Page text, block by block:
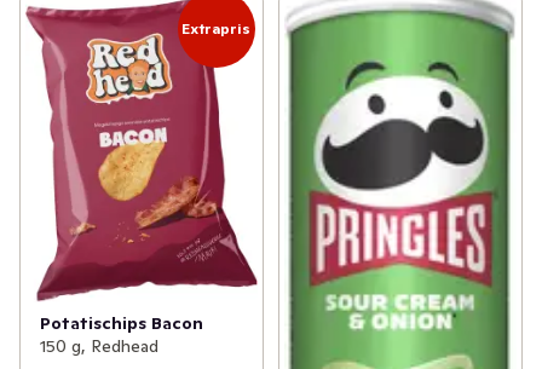
Extrapris
Potatischips Bacon
150 g, Redhead